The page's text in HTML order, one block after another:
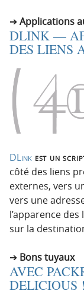
Applications
DLINK —
DES LIENS
DLink est un
côté des liens
externes, vers
vers une
l’apparence
sur la
Bons tuyaux
AVEC
DELICIOUS !